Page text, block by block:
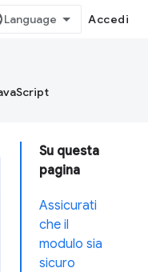
Accedi
Su questa
pagina
Assicurati
che il
modulo sia
sicuro